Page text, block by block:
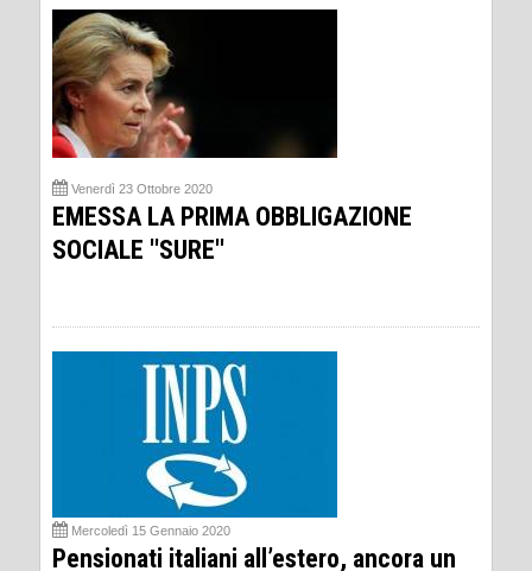
Venerdì 23 Ottobre 2020
EMESSA LA PRIMA OBBLIGAZIONE
SOCIALE ''SURE''
Mercoledì 15 Gennaio 2020
Pensionati italiani all’estero, ancora un